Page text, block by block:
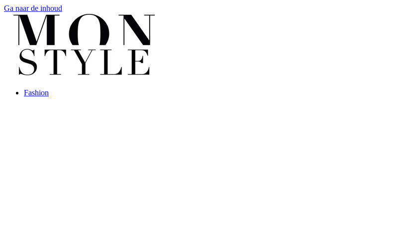
Ga naar de inhoud
Fashion